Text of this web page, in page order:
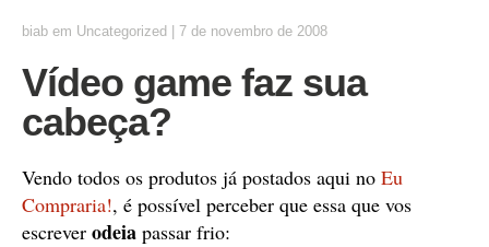
biab em Uncategorized 7 de novembro de 2008
Vídeo game faz sua
cabeça?
Vendo todos os produtos já postados aqui no Eu
Compraria!, é possível perceber que essa que vos
escrever odeia passar frio: